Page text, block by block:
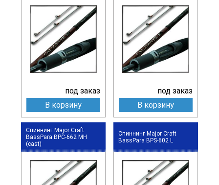
под заказ
В корзину
под заказ
В корзину
Спиннинг Major Craft
BassPara BPC-662 MH
(cast)
Спиннинг Major Craft
BassPara BPS-602 L